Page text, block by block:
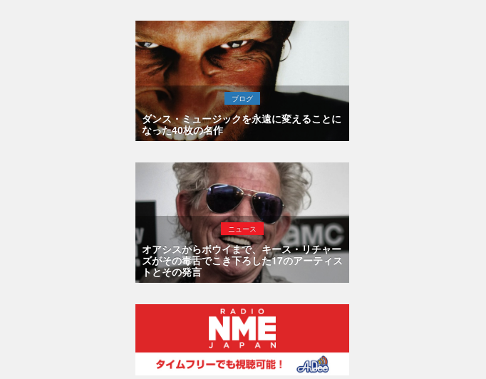
ブログ
ダンス・ミュージックを永遠に変えることに
なった40枚の名作
ニュース
オアシスからボウイまで、キース・リチャー
ズがその毒舌でこき下ろした17のアーティス
トとその発言